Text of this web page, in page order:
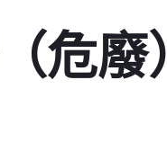
危廢）